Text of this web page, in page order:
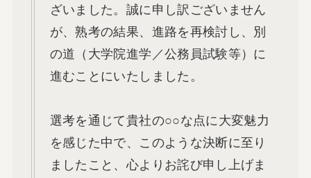
ざいました。誠に申し訳ございません
が、熟考の結果、進路を再検討し、別
の道（大学院進学／公務員試験等）に
進むことにいたしました。
選考を通じて貴社の○○な点に大変魅力
を感じた中で、このような決断に至り
ましたこと、心よりお詫び申し上げま